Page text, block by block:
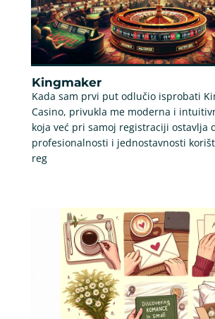
Kingmaker
Kada sam prvi put odlučio isprobati
Casino, privukla me moderna i
koja već pri samoj registraciji ostavlja
profesionalnosti i jednostavnosti
reg